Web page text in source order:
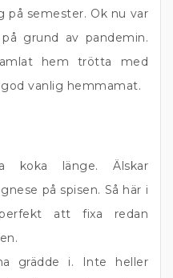
på semester. Ok nu var
grund av pandemin.
hem trötta med
vanlig hemmamat.
koka länge. Älskar
på spisen. Så här i
perfekt att fixa redan
grädde i. Inte heller